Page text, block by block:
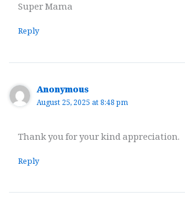
Super Mama
Reply
Anonymous
August 25, 2025 at 8:48 pm
Thank you for your kind appreciation.
Reply